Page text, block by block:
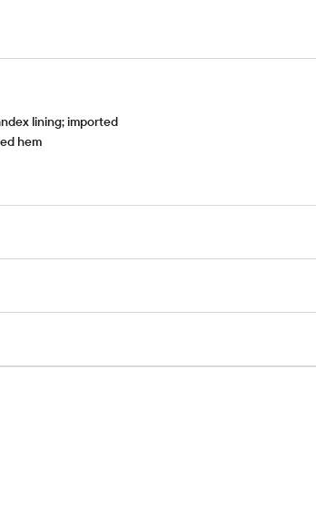
lining; imported
hem